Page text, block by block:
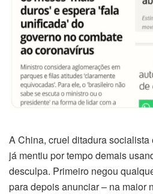
A China, cruel ditadura
já mentiu por tempo demais
desculpa. Primeiro negou
para depois anunciar – na maior